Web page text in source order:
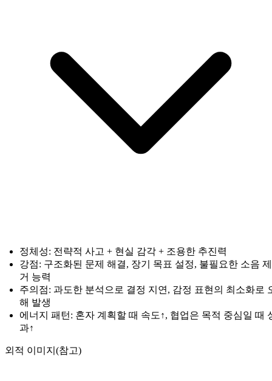
정체성: 전략적 사고 + 현실 감각 + 조용한 추진력
강점: 구조화된 문제 해결, 장기 목표 설정, 불필요한 소음 제
거 능력
주의점: 과도한 분석으로 결정 지연, 감정 표현의 최소화로
해 발생
에너지 패턴: 혼자 계획할 때 속도↑, 협업은 목적 중심일 때
과↑
외적 이미지(참고)